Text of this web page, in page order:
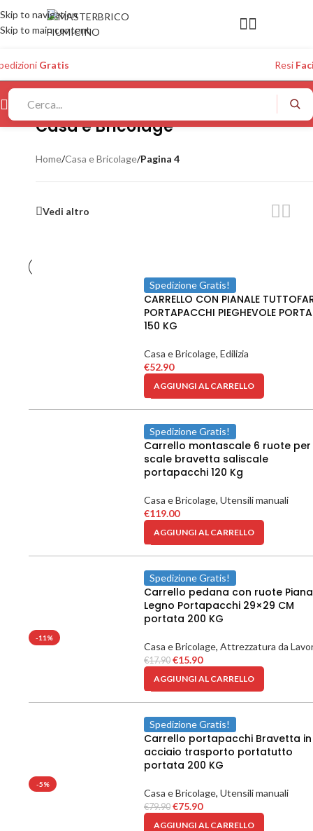
Skip to navigation
Skip to main content
Gratis Resi
Casa e Bricolage
Home/Casa e Bricolage/Pagina 4
Vedi altro
Spedizione Gratis!
CARRELLO CON PIANALE
PORTAPACCHI PIEGHEVOLE
150 KG
Casa e Bricolage, Edilizia
€52.90
AGGIUNGI AL CARRELLO
Spedizione Gratis!
Carrello montascale 6 ruote per
scale bravetta saliscale
portapacchi 120 Kg
Casa e Bricolage, Utensili manuali
€119.00
AGGIUNGI AL CARRELLO
-11%
Spedizione Gratis!
Carrello pedana con ruote
Legno Portapacchi 29×29 CM
portata 200 KG
Casa e Bricolage, Attrezzatura da
€17.90 €15.90
AGGIUNGI AL CARRELLO
-5%
Spedizione Gratis!
Carrello portapacchi Bravetta in
acciaio trasporto portatutto
portata 200 KG
Casa e Bricolage, Utensili manuali
€79.90 €75.90
AGGIUNGI AL CARRELLO